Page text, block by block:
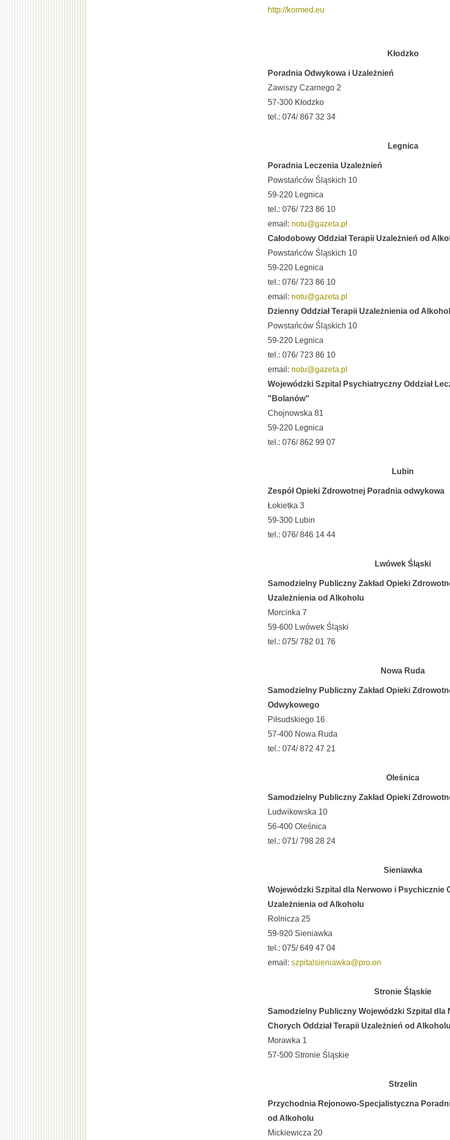
http://kormed.eu
Kłodzko
Poradnia Odwykowa i Uzależnień
Zawiszy Czarnego 2
57-300 Kłodzko
tel.: 074/ 867 32 34
Legnica
Poradnia Leczenia Uzależnień
Powstańców Śląskich 10
59-220 Legnica
tel.: 076/ 723 86 10
email: notu@gazeta.pl
Całodobowy Oddział Terapii Uzależnień od
Powstańców Śląskich 10
59-220 Legnica
tel.: 076/ 723 86 10
email: notu@gazeta.pl
Dzienny Oddział Terapii Uzależnienia od
Powstańców Śląskich 10
59-220 Legnica
tel.: 076/ 723 86 10
email: notu@gazeta.pl
Wojewódzki Szpital Psychiatryczny Oddział
"Bolanów"
Chojnowska 81
59-220 Legnica
tel.: 076/ 862 99 07
Lubin
Zespół Opieki Zdrowotnej Poradnia odwykowa
Łokietka 3
59-300 Lubin
tel.: 076/ 846 14 44
Lwówek Śląski
Samodzielny Publiczny Zakład Opieki
Uzależnienia od Alkoholu
Morcinka 7
59-600 Lwówek Śląski
tel.: 075/ 782 01 76
Nowa Ruda
Samodzielny Publiczny Zakład Opieki
Odwykowego
Piłsudskiego 16
57-400 Nowa Ruda
tel.: 074/ 872 47 21
Oleśnica
Samodzielny Publiczny Zakład Opieki
Ludwikowska 10
56-400 Oleśnica
tel.: 071/ 798 28 24
Sieniawka
Wojewódzki Szpital dla Nerwowo i Psychicznie
Uzależnienia od Alkoholu
Rolnicza 25
59-920 Sieniawka
tel.: 075/ 649 47 04
email: szpitalsieniawka@pro.on
Stronie Śląskie
Samodzielny Publiczny Wojewódzki Szpital dla
Chorych Oddział Terapii Uzależnień od
Morawka 1
57-500 Stronie Śląskie
Strzelin
Przychodnia Rejonowo-Specjalistyczna
od Alkoholu
Mickiewicza 20